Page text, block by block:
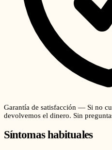
Garantía de satisfacción — Si no
devolvemos el dinero. Sin
Síntomas habituales